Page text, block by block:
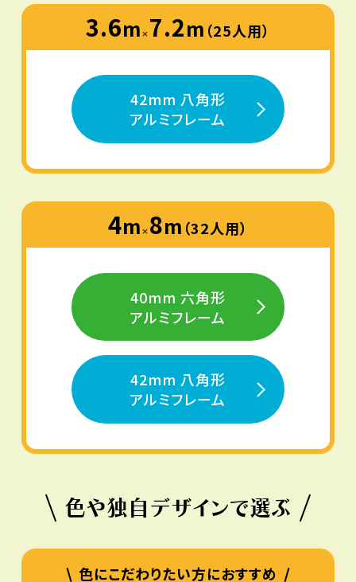
3.6m × 7.2m （25人用）
42mm 八角形
アルミフレーム
4m × 8m （32人用）
40mm 六角形
アルミフレーム
42mm 八角形
アルミフレーム
色や独自デザインで選ぶ
色にこだわりたい方におすすめ